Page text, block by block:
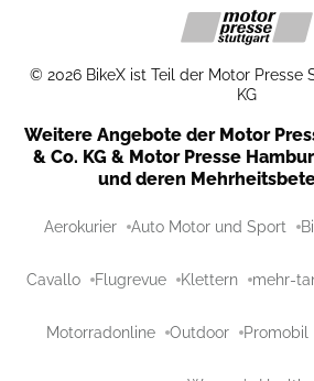
© 2026 BikeX ist Teil der Motor Presse
KG
Weitere Angebote der Motor
& Co. KG & Motor Presse
und deren
Aerokurier Auto Motor und Sport
Cavallo Flugrevue Klettern mehr-
Motorradonline Outdoor Promobil